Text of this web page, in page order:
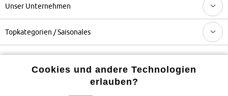
Unser Unternehmen
Topkategorien / Saisonales
Mehr von bonprix auf
Cookies und andere Technologien
erlauben?